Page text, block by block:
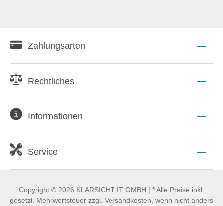
Zahlungsarten
Rechtliches
Informationen
Service
Copyright © 2026 KLARSICHT IT GMBH | * Alle Preise inkl.
gesetzl. Mehrwertsteuer zzgl. Versandkosten, wenn nicht anders